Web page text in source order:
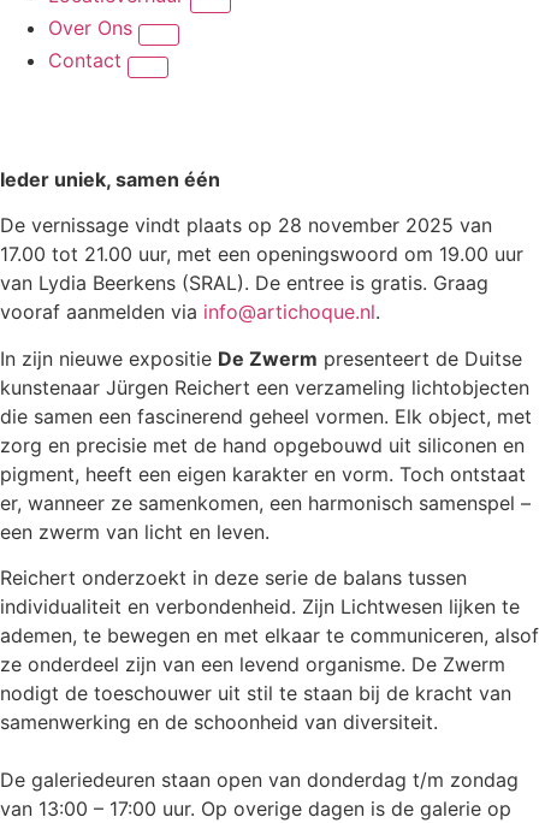
Over Ons
Contact
Ieder uniek, samen één
De vernissage vindt plaats op 28 november 2025 van
17.00 tot 21.00 uur, met een openingswoord om 19.00 uur
van Lydia Beerkens (SRAL). De entree is gratis. Graag
vooraf aanmelden via info@artichoque.nl.
In zijn nieuwe expositie De Zwerm presenteert de Duitse
kunstenaar Jürgen Reichert een verzameling lichtobjecten
die samen een fascinerend geheel vormen. Elk object, met
zorg en precisie met de hand opgebouwd uit siliconen en
pigment, heeft een eigen karakter en vorm. Toch ontstaat
er, wanneer ze samenkomen, een harmonisch samenspel –
een zwerm van licht en leven.
Reichert onderzoekt in deze serie de balans tussen
individualiteit en verbondenheid. Zijn Lichtwesen lijken te
ademen, te bewegen en met elkaar te communiceren, alsof
ze onderdeel zijn van een levend organisme. De Zwerm
nodigt de toeschouwer uit stil te staan bij de kracht van
samenwerking en de schoonheid van diversiteit.
De galeriedeuren staan open van donderdag t/m zondag
van 13:00 – 17:00 uur. Op overige dagen is de galerie op